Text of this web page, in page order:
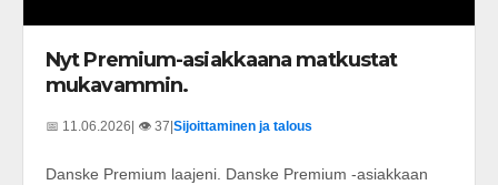
Nyt Premium-asiakkaana matkustat
mukavammin.
📅 11.06.2026 | 👁️ 37 Sijoittaminen ja talous
Danske Premium laajeni. Danske Premium -asiakkaan